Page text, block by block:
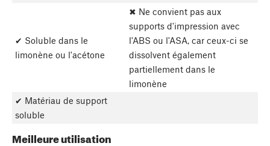
✔ Soluble dans le
limonène ou l'acétone
✖ Ne convient pas aux
supports d'impression avec
l'ABS ou l'ASA, car ceux-ci se
dissolvent également
partiellement dans le
limonène
✔ Matériau de support
soluble
Meilleure utilisation